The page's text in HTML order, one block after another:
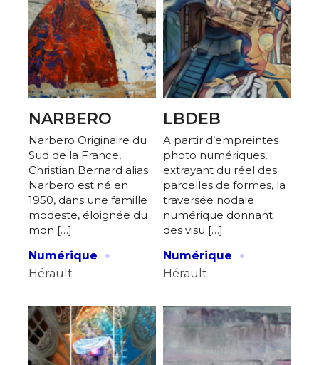
Adresse email*
NARBERO
Narbero Originaire du
Sud de la France,
Christian Bernard alias
Narbero est né en
1950, dans une famille
modeste, éloignée du
mon […]
Numérique
·
Hérault
LBDEB
A partir d’empreintes
photo numériques,
extrayant du réel des
parcelles de formes, la
traversée nodale
numérique donnant
des visu […]
Numérique
·
Hérault